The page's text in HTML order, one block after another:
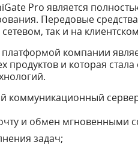
Pro является
Передовые
так и на
компании
продуктов и которая
коммуникационный
и обмен мгновенными
задач;